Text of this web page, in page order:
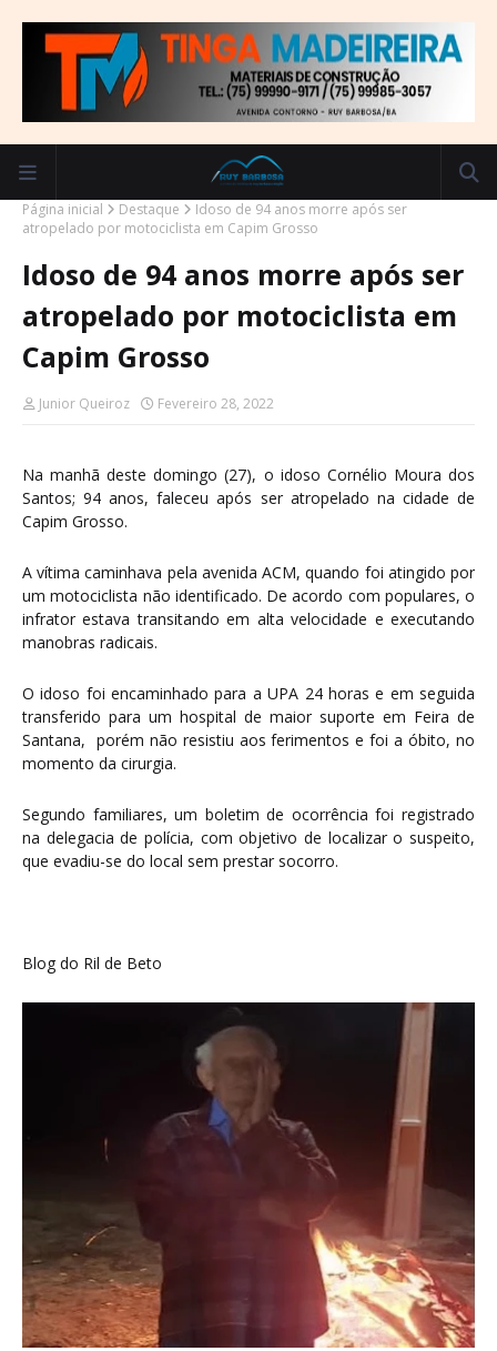
Página inicial Destaque
Idoso de 94 anos morre após ser
atropelado por motociclista em Capim Grosso
Idoso de 94 anos morre após ser
atropelado por motociclista em
Capim Grosso
Junior Queiroz Fevereiro 28, 2022
Na manhã deste domingo (27), o idoso Cornélio Moura dos
Santos; 94 anos, faleceu após ser atropelado na cidade de
Capim Grosso.
A vítima caminhava pela avenida ACM, quando foi atingido por
um motociclista não identificado. De acordo com populares, o
infrator estava transitando em alta velocidade e executando
manobras radicais.
O idoso foi encaminhado para a UPA 24 horas e em seguida
transferido para um hospital de maior suporte em Feira de
Santana, porém não resistiu aos ferimentos e foi a óbito, no
momento da cirurgia.
Segundo familiares, um boletim de ocorrência foi registrado
na delegacia de polícia, com objetivo de localizar o suspeito,
que evadiu-se do local sem prestar socorro.
Blog do Ril de Beto